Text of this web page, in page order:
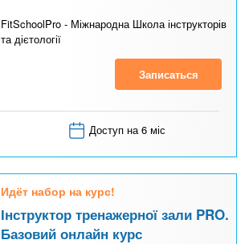
FitSchoolPro - Міжнародна Школа інструкторів
та дієтології
Записаться
Доступ на 6 міс
Идёт набор на курс!
Інструктор тренажерної зали PRO.
Базовий онлайн курс